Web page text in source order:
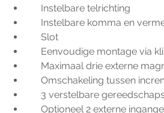
     Instelbare telrichting
Instelbare komma en
     Slot
Eenvoudige montage via
Maximaal drie externe
Omschakeling tussen
3 verstelbare
Optioneel 2 externe